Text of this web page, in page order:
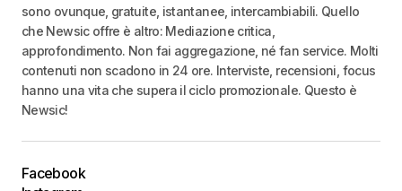
sono ovunque, gratuite, istantanee, intercambiabili. Quello
che Newsic offre è altro: Mediazione critica,
approfondimento. Non fai aggregazione, né fan service. Molti
contenuti non scadono in 24 ore. Interviste, recensioni, focus
hanno una vita che supera il ciclo promozionale. Questo è
Newsic!
Facebook